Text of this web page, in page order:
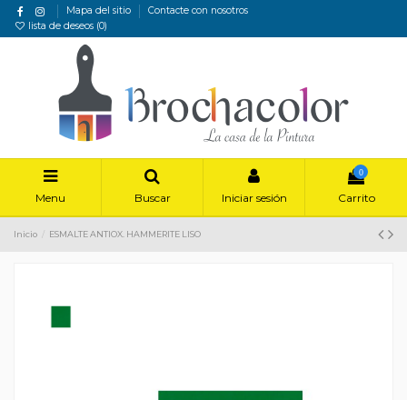
Mapa del sitio
Contacte con nosotros
lista de deseos (0)
Menu Buscar Iniciar sesión
0
Carrito
Inicio ESMALTE ANTIOX. HAMMERITE LISO